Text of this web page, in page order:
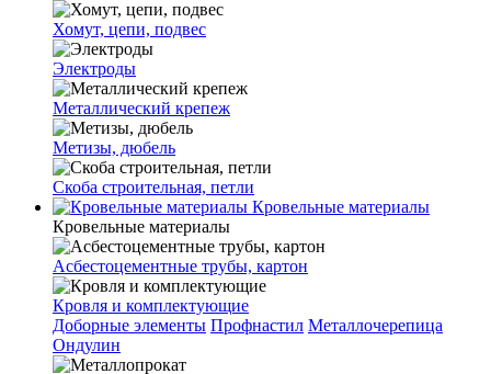
Хомут, цепи, подвес
Электроды
Металлический крепеж
Метизы, дюбель
Скоба строительная, петли
Кровельные материалы
Кровельные материалы
Асбестоцементные трубы, картон
Кровля и комплектующие
Доборные элементы Профнастил Металлочерепица
Ондулин